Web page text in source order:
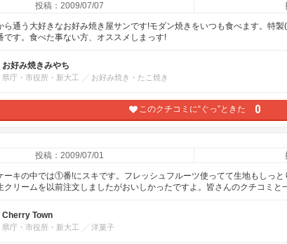
投稿：2009/07/07
ら通う大好きなお好み焼き屋サンです!モダン焼きをいつも食べます。特
です。食べた事ない方、オススメしまっす!
お好み焼きみやち
県庁・市役所・新大工 お好み焼き・たこ焼き
このクチコミに“ぐっ”ときた 0
投稿：2009/07/01
ーキの中では①番!にスキです。フレッシュフルーツ使ってて生地もしっ
クリームを以前注文しましたがおいしかったですよ。皆さんのクチコミ
Cherry Town
県庁・市役所・新大工 洋菓子